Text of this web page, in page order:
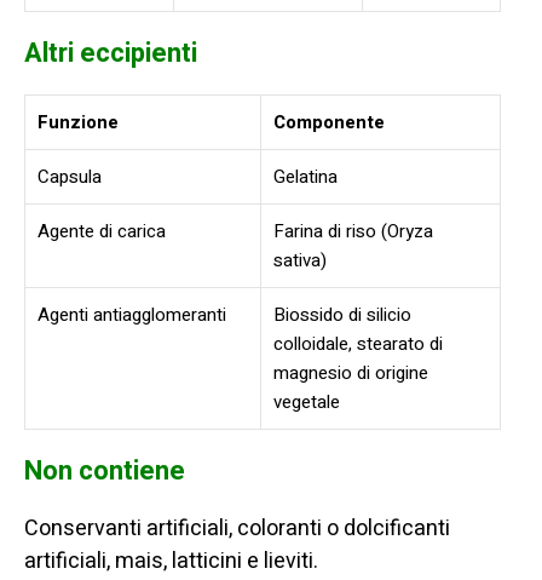
Altri eccipienti
Funzione Componente
Capsula Gelatina
Agente di carica
Farina di riso (Oryza
sativa)
Agenti antiagglomeranti
Biossido di silicio
colloidale, stearato di
magnesio di origine
vegetale
Non contiene
Conservanti artificiali, coloranti o dolcificanti
artificiali, mais, latticini e lieviti.